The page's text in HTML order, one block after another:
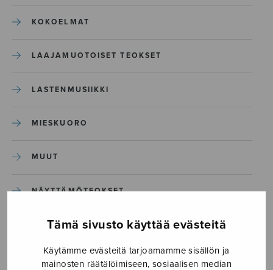
Tämä sivusto käyttää evästeitä
Käytämme evästeitä tarjoamamme sisällön ja
mainosten räätälöimiseen, sosiaalisen median
KOKOELMAT
LAAJAMUOTOISET TEOKSET
LASTENMUSIIKKI
MIESKUORO
MUUT
NÄYTTÄMÖTEOKSET
SEKAKUORO
SOITINKOULUT JA OPPAAT